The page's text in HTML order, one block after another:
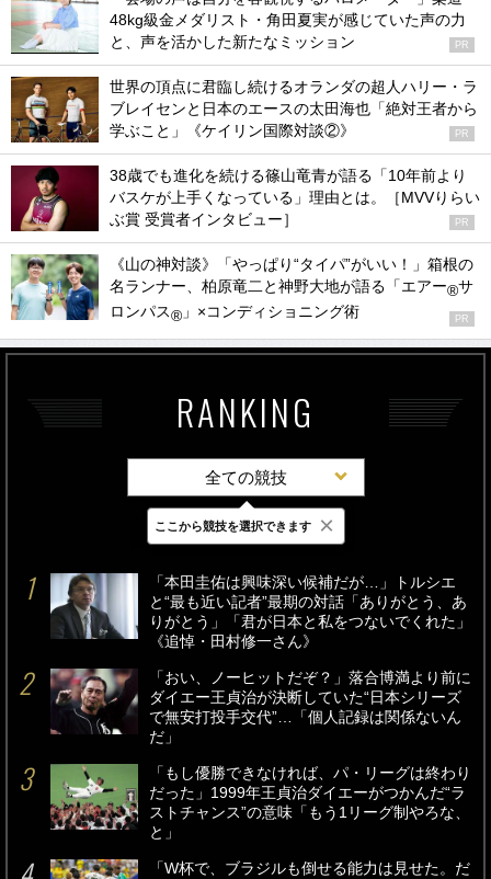
48kg級金メダリスト・角田夏実が感じていた声の力
と、声を活かした新たなミッション
PR
世界の頂点に君臨し続けるオランダの超人ハリー・ラ
ブレイセンと日本のエースの太田海也「絶対王者から
学ぶこと」《ケイリン国際対談②》
PR
38歳でも進化を続ける篠山竜青が語る「10年前より
バスケが上手くなっている」理由とは。［MVVりらい
ぶ賞 受賞者インタビュー］
PR
《山の神対談》「やっぱり“タイパ”がいい！」箱根の
名ランナー、柏原竜二と神野大地が語る「エアー®サ
ロンパス® 」×コンディショニング術 PR
RANKING
全ての競技
最新 24時間 週間
「本田圭佑は興味深い候補だが…」トルシエ
と“最も近い記者”最期の対話「ありがとう、あ
りがとう」「君が日本と私をつないでくれた」
《追悼・田村修一さん》
「おい、ノーヒットだぞ？」落合博満より前に
ダイエー王貞治が決断していた“日本シリーズ
で無安打投手交代”…「個人記録は関係ないん
だ」
「もし優勝できなければ、パ・リーグは終わり
だった」1999年王貞治ダイエーがつかんだ“ラ
ストチャンス”の意味「もう1リーグ制やろな、
と」
「W杯で、ブラジルも倒せる能力は見せた。だ
ここから競技を選択できます ×